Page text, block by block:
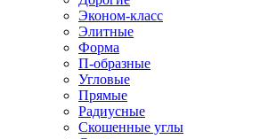
Эконом-класс
Элитные
Форма
П-образные
Угловые
Прямые
Радиусные
Скошенные углы